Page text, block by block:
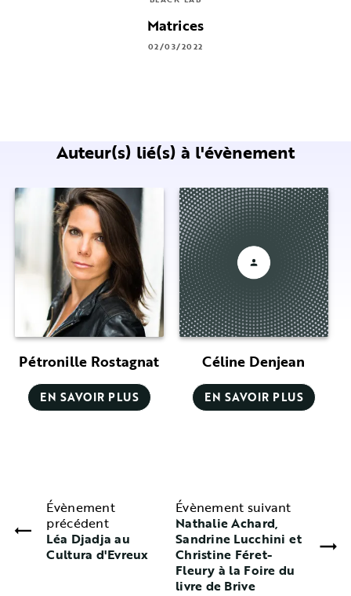
Matrices
02/03/2022
Auteur(s) lié(s) à l'évènement
Pétronille Rostagnat
EN SAVOIR PLUS
Céline Denjean
EN SAVOIR PLUS
Évènement
précédent
Léa Djadja au
Cultura d'Evreux
Évènement suivant
Nathalie Achard,
Sandrine Lucchini et
Christine Féret-
Fleury à la Foire du
livre de Brive